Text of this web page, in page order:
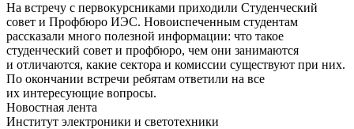
На встречу с первокурсниками приходили Студенческий
совет и Профбюро ИЭС. Новоиспеченным студентам
рассказали много полезной информации: что такое
студенческий совет и профбюро, чем они занимаются
и отличаются, какие сектора и комиссии существуют при них.
По окончании встречи ребятам ответили на все
их интересующие вопросы.
Новостная лента
Институт электроники и светотехники